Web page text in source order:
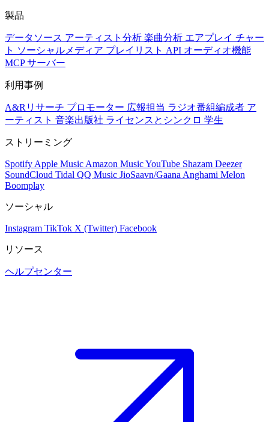
製品
データソース アーティスト分析 楽曲分析 エアプレイ チャー
ト ソーシャルメディア プレイリスト API オーディオ機能
MCP サーバー
利用事例
A&Rリサーチ プロモーター 広報担当 ラジオ番組編成者 ア
ーティスト 音楽出版社 ライセンスとシンクロ 学生
ストリーミング
Spotify Apple Music Amazon MusicYouTube Shazam Deezer
SoundCloud Tidal QQ Music JioSaavn/Gaana Anghami Melon
Boomplay
ソーシャル
Instagram TikTok X (Twitter) Facebook
リソース
ヘルプセンター